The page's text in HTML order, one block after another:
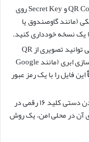
بهترین روش، چاپ QR Code و Secret Key روی
(مانند گاوصندوق یا
یک نسخه خودداری کنید.
می توانید تصویری از QR
Code یا کلید را در یک سرویس ذخیره سازی ابری (مانند Google
این فایل را با یک رمز عبور
یادداشت کردن دستی کلید ۱۶ رقمی در
آن در محلی امن، یک روش